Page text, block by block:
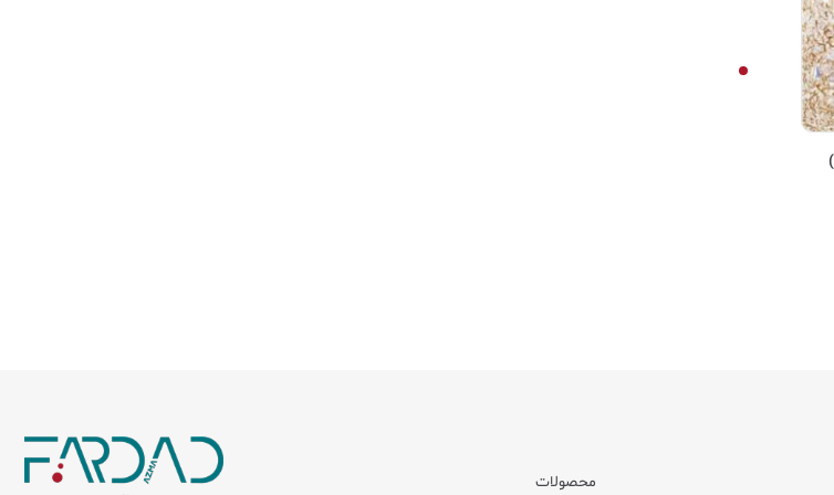
محصولات